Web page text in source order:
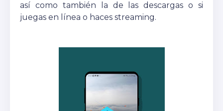
así como también la de las descargas o si
juegas en línea o haces streaming.